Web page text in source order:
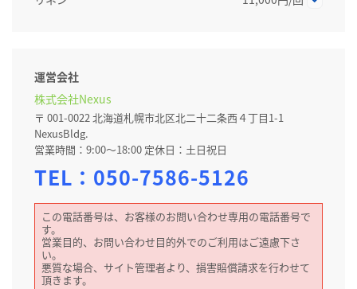
運営会社
株式会社Nexus
〒 001-0022 北海道札幌市北区北二十二条西４丁目1-1
NexusBldg.
営業時間：9:00～18:00 定休日：土日祝日
TEL： 050-7586-5126
この電話番号は、お客様のお問い合わせ専用の電話番号で
す。
営業目的、お問い合わせ目的外でのご利用はご遠慮下さ
い。
悪質な場合、サイト管理者より、損害賠償請求を行わせて
頂きます。